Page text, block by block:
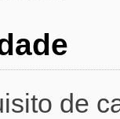
de